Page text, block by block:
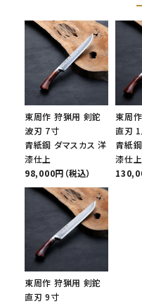
東周作 狩猟用 剣鉈
波刃 7寸
青紙鋼 ダマスカス 洋
漆仕上
98,000円（税込）
東周
直刃
青紙
漆仕上
東周作 狩猟用 剣鉈
直刃 9寸